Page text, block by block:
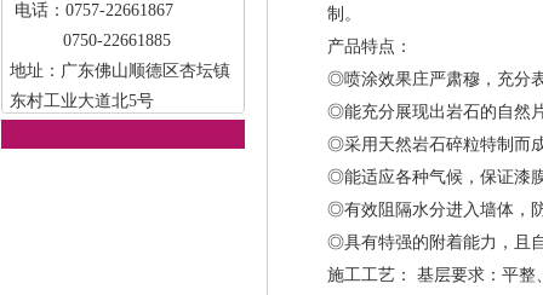
电话：0757-22661867
0750-22661885
地址：广东佛山顺德区杏坛镇
东村工业大道北5号
制。
产品特点：
◎喷涂效果庄严肃穆，充分
◎能充分展现出岩石的自然
◎采用天然岩石碎粒特制而
◎能适应各种气候，保证漆
◎有效阻隔水分进入墙体，
◎具有特强的附着能力，且
施工工艺： 基层要求：平